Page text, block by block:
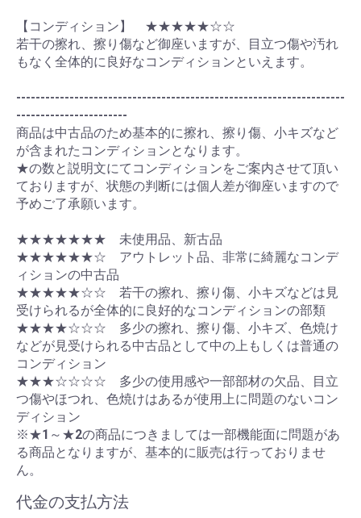
【コンディション】 ★★★★★☆☆
若干の擦れ、擦り傷など御座いますが、目立つ傷や汚れ
もなく全体的に良好なコンディションといえます。
--------------------------------------------------------------------
-----------------------
商品は中古品のため基本的に擦れ、擦り傷、小キズなど
が含まれたコンディションとなります。
★の数と説明文にてコンディションをご案内させて頂い
ておりますが、状態の判断には個人差が御座いますので
予めご了承願います。
★★★★★★★ 未使用品、新古品
★★★★★★☆ アウトレット品、非常に綺麗なコンデ
ィションの中古品
★★★★★☆☆ 若干の擦れ、擦り傷、小キズなどは見
受けられるが全体的に良好的なコンディションの部類
★★★★☆☆☆ 多少の擦れ、擦り傷、小キズ、色焼け
などが見受けられる中古品として中の上もしくは普通の
コンディション
★★★☆☆☆☆ 多少の使用感や一部部材の欠品、目立
つ傷やほつれ、色焼けはあるが使用上に問題のないコン
ディション
※★1～★2の商品につきましては一部機能面に問題があ
る商品となりますが、基本的に販売は行っておりませ
ん。
代金の支払方法